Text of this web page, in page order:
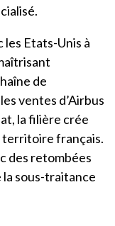
les Etats-Unis à
de
ventes d’Airbus
la filière crée
territoire français.
des retombées
sous-traitance